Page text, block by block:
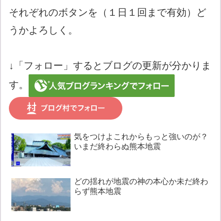
それぞれのボタンを（１日１回まで有効）ど
うかよろしく。
↓「フォロー」するとブログの更新が分かりま
す。
気をつけよこれからもっと強いのが？
いまだ終わらぬ熊本地震
どの揺れが地震の神の本心か未だ終わ
らず熊本地震